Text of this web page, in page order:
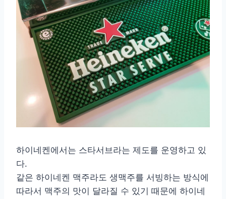
하이네켄에서는 스타서브라는 제도를 운영하고 있
다.
같은 하이네켄 맥주라도 생맥주를 서빙하는 방식에
따라서 맥주의 맛이 달라질 수 있기 때문에 하이네